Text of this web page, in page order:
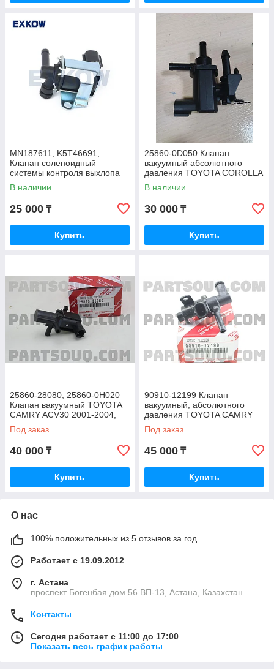
MN187611, K5T46691,
Клапан соленоидный
системы контроля выхлопа
MITSUBISHI PAJERO
MONTERO OUTLANDER
В наличии
25 000 ₸
Купить
25860-0D050 Клапан
вакуумный абсолютного
давления TOYOTA COROLLA
ZZE130 2002-2008
В наличии
30 000 ₸
Купить
25860-28080, 25860-0H020
Клапан вакуумный TOYOTA
CAMRY ACV30 2001-2004,
JAPAN
Под заказ
40 000 ₸
Купить
90910-12199 Клапан
вакуумный, абсолютного
давления TOYOTA CAMRY
ACV30, JAPAN
Под заказ
45 000 ₸
Купить
О нас
100% положительных из 5 отзывов за год
Работает с 19.09.2012
г. Астана
проспект Богенбая дом 56 ВП-13, Астана, Казахстан
Контакты
Сегодня работает с 11:00 до 17:00
Показать весь график работы